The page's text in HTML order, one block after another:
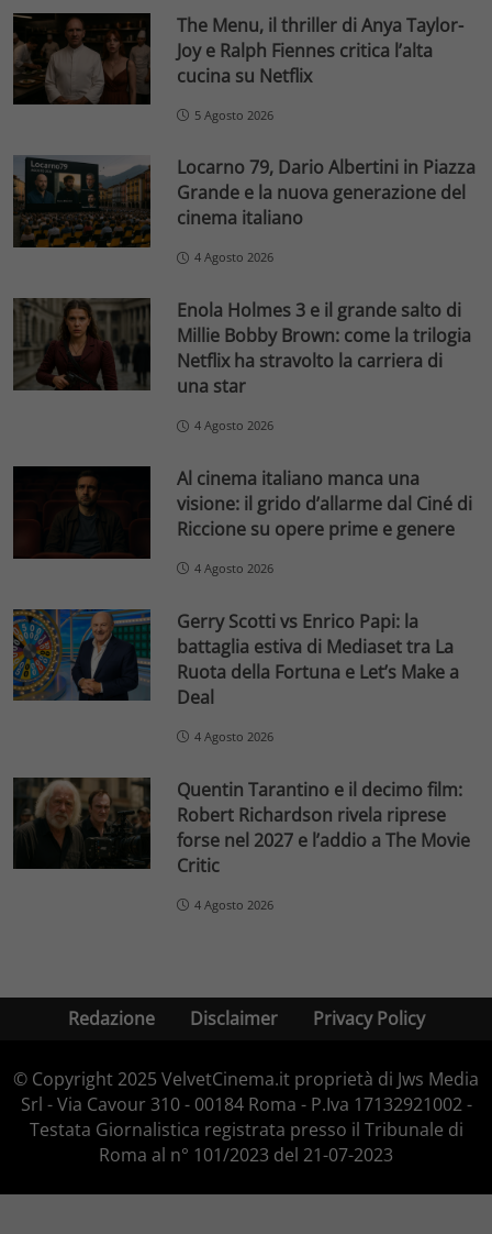
The Menu, il thriller di Anya Taylor-
Joy e Ralph Fiennes critica l’alta
cucina su Netflix
5 Agosto 2026
Locarno 79, Dario Albertini in Piazza
Grande e la nuova generazione del
cinema italiano
4 Agosto 2026
Enola Holmes 3 e il grande salto di
Millie Bobby Brown: come la trilogia
Netflix ha stravolto la carriera di
una star
4 Agosto 2026
Al cinema italiano manca una
visione: il grido d’allarme dal Ciné di
Riccione su opere prime e genere
4 Agosto 2026
Gerry Scotti vs Enrico Papi: la
battaglia estiva di Mediaset tra La
Ruota della Fortuna e Let’s Make a
Deal
4 Agosto 2026
Quentin Tarantino e il decimo film:
Robert Richardson rivela riprese
forse nel 2027 e l’addio a The Movie
Critic
4 Agosto 2026
Redazione Disclaimer Privacy Policy
© Copyright 2025 VelvetCinema.it proprietà di Jws Media
Srl - Via Cavour 310 - 00184 Roma - P.Iva 17132921002 -
Testata Giornalistica registrata presso il Tribunale di
Roma al n° 101/2023 del 21-07-2023